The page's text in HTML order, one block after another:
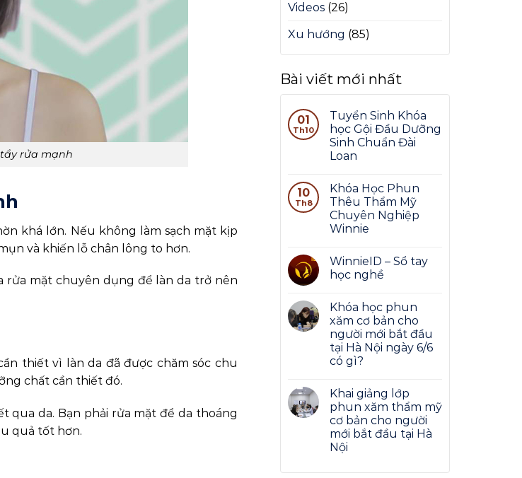
rửa mạnh
khá lớn. Nếu không làm sạch mặt kịp
và khiến lỗ chân lông to hơn.
rửa mặt chuyên dụng để làn da trở nên
thiết vì làn da đã được chăm sóc chu
chất cần thiết đó.
qua da. Bạn phải rửa mặt để da thoáng
quả tốt hơn.
Videos (26)
Xu hướng (85)
Bài viết mới nhất
01
Th10
Tuyển Sinh Khóa
học Gội Đầu Dưỡng
Sinh Chuẩn Đài
Loan
10
Th8
Khóa Học Phun
Thêu Thẩm Mỹ
Chuyên Nghiệp
Winnie
WinnieID – Sổ tay
học nghề
Khóa học phun
xăm cơ bản cho
người mới bắt đầu
tại Hà Nội ngày 6/6
có gì?
Khai giảng lớp
phun xăm thẩm mỹ
cơ bản cho người
mới bắt đầu tại Hà
Nội